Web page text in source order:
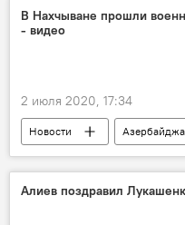
Чиновник
Исполнительная власть
В Нахчыване прошли
- видео
2 июля 2020, 17:34
Новости
Министерство обороны АР
Алиев поздравил